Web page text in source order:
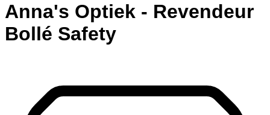
Anna's Optiek - Revendeur
Bollé Safety